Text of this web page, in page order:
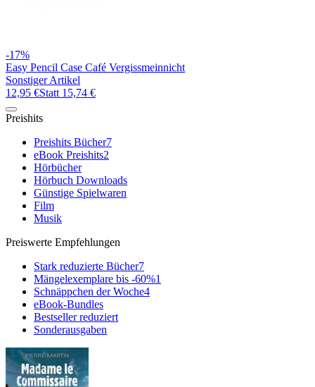
-17%
Easy Pencil Case Café Vergissmeinnicht
Sonstiger Artikel
12,95 €Statt 15,74 €
Preishits
Preishits Bücher7
eBook Preishits2
Hörbücher
Hörbuch Downloads
Günstige Spielwaren
Film
Musik
Preiswerte Empfehlungen
Stark reduzierte Bücher7
Mängelexemplare bis -60%1
Schnäppchen der Woche4
eBook-Bundles
Bestseller reduziert
Sonderausgaben